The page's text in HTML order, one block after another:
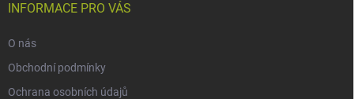
INFORMACE PRO VÁS
O nás
Obchodní podmínky
Ochrana osobních údajů